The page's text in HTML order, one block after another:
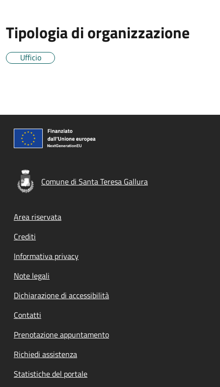
Tipologia di organizzazione
Ufficio
Comune di Santa Teresa Gallura
Footer menu
Area riservata
Crediti
Informativa privacy
Note legali
Dichiarazione di accessibilità
Contatti
Prenotazione appuntamento
Richiedi assistenza
Statistiche del portale